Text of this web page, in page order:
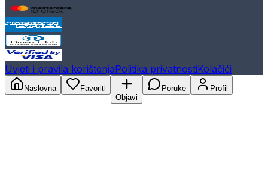
Uvjeti i pravila korištenjaPolitika privatnostiKolačići
Naslovna
Favoriti
Objavi
Poruke Profil